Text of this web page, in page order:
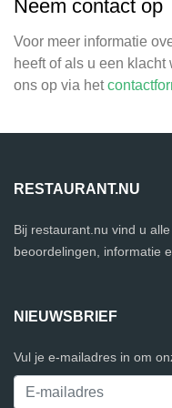
Neem contact op
Voor meer informatie
heeft of als u een
ons op via het
RESTAURANT.NU
Bij restaurant.nu vind u
beoordelingen, informatie
NIEUWSBRIEF
Vul je e-mailadres in om